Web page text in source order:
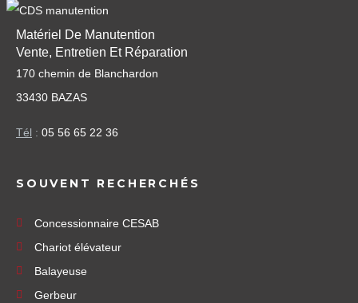
Matériel De Manutention
Vente, Entretien Et Réparation
170 chemin de Blanchardon
33430 BAZAS
Tél : 05 56 65 22 36
SOUVENT RECHERCHÉS
Concessionnaire CESAB
Chariot élévateur
Balayeuse
Gerbeur